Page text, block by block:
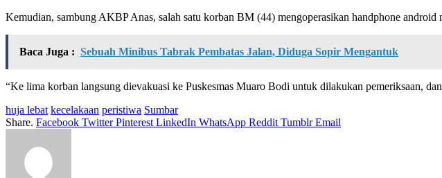
Kemudian, sambung AKBP Anas, salah satu korban BM (44) mengoperasikan handphone
Baca Juga : Sebuah Minibus Tabrak Pembatas Jalan, Diduga Sopir Mengantuk
“Ke lima korban langsung dievakuasi ke Puskesmas Muaro Bodi untuk dilakukan pemeriksaan,
huja lebat kecelakaan peristiwa Sumbar
Share. Facebook Twitter Pinterest LinkedIn WhatsApp Reddit Tumblr Email